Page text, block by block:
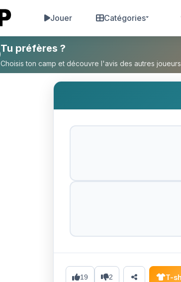
Jouer Catégories
Tu préfères Mourir con ou Mourir jeune
Tu préfères ?
Choisis ton camp et découvre l'avis des autres joueurs
19 2 T-